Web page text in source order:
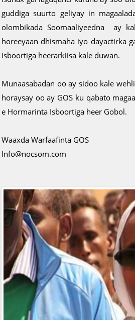
guddiga suurto geliyay in
olombikada Soomaaliyeedna ay
horeeyaan dhismaha iyo dayactirka
Isboortiga heerarkiisa kale duwan.
Munaasabadan oo ay sidoo kale
horaysay oo ay GOS ku qabato
e Hormarinta Isboortiga heer Gobol.
Waaxda Warfaafinta GOS
Info@nocsom.com